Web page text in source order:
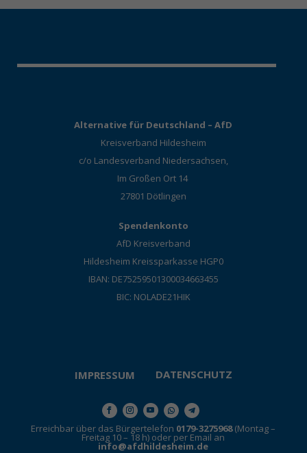
Alternative für Deutschland – AfD
Kreisverband Hildesheim
c/o Landesverband Niedersachsen,
Im Großen Ort 14
27801 Dötlingen
Spendenkonto
AfD Kreisverband
Hildesheim Kreissparkasse HGP0
IBAN: DE75259501300034663455
BIC: NOLADE21HIK
IMPRESSUM DATENSCHUTZ
Erreichbar über das Bürgertelefon 0179-3275968(Montag –
Freitag 10 – 18 h) oder per Email an
info@afdhildesheim.de